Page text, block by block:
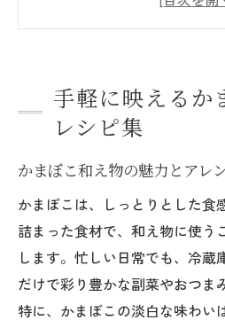
おしゃれな食卓に合
夫
余り野菜でかまぼこ和え
冷蔵庫の野菜とかま
ンジ
かまぼこ和え物で余
する方法
時短の味方！身近な
手軽に映えるか
レシピ集
かまぼこ和え物の魅力とアレ
かまぼこは、しっとりとした食
詰まった食材で、和え物に使う
します。忙しい日常でも、冷蔵
だけで彩り豊かな副菜やおつま
特に、かまぼこの淡白な味わい